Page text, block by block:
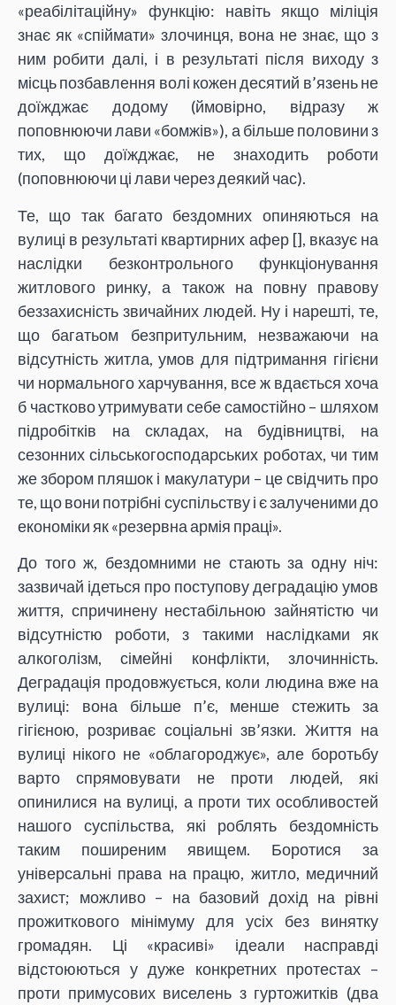
«реабілітаційну» функцію: навіть якщо міліція
знає як «спіймати» злочинця, вона не знає, що з
ним робити далі, і в результаті після виходу з
місць позбавлення волі кожен десятий в’язень не
доїжджає додому (ймовірно, відразу ж
поповнюючи лави «бомжів»), а більше половини з
тих, що доїжджає, не знаходить роботи
(поповнюючи ці лави через деякий час).
Те, що так багато бездомних опиняються на
вулиці в результаті квартирних афер [], вказує на
наслідки безконтрольного функціонування
житлового ринку, а також на повну правову
беззахисність звичайних людей. Ну і нарешті, те,
що багатьом безпритульним, незважаючи на
відсутність житла, умов для підтримання гігієни
чи нормального харчування, все ж вдається хоча
б частково утримувати себе самостійно – шляхом
підробітків на складах, на будівництві, на
сезонних сільськогосподарських роботах, чи тим
же збором пляшок і макулатури – це свідчить про
те, що вони потрібні суспільству і є залученими до
економіки як «резервна армія праці».
До того ж, бездомними не стають за одну ніч:
зазвичай ідеться про поступову деградацію умов
життя, спричинену нестабільною зайнятістю чи
відсутністю роботи, з такими наслідками як
алкоголізм, сімейні конфлікти, злочинність.
Деградація продовжується, коли людина вже на
вулиці: вона більше п’є, менше стежить за
гігієною, розриває соціальні зв’язки. Життя на
вулиці нікого не «облагороджує», але боротьбу
варто спрямовувати не проти людей, які
опинилися на вулиці, а проти тих особливостей
нашого суспільства, які роблять бездомність
таким поширеним явищем. Боротися за
універсальні права на працю, житло, медичний
захист; можливо – на базовий дохід на рівні
прожиткового мінімуму для усіх без винятку
громадян. Ці «красиві» ідеали насправді
відстоюються у дуже конкретних протестах –
проти примусових виселень з гуртожитків (два